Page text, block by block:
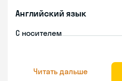
Английский язык
С носителем
Читать дальше